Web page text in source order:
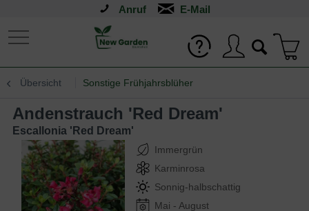
Anruf
Übersicht Sonstige Frühjahrsblüher
Andenstrauch 'Red Dream'
Escallonia 'Red Dream'
Immergrün
Karminrosa
Sonnig-halbschattig
Mai - August